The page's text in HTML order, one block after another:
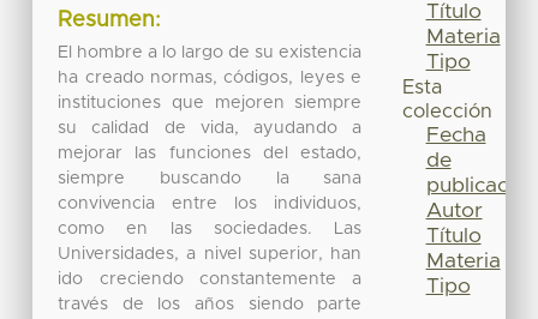
Resumen:
El hombre a lo largo de su existencia
ha creado normas, códigos, leyes e
instituciones que mejoren siempre
su calidad de vida, ayudando a
mejorar las funciones del estado,
siempre buscando la sana
convivencia entre los individuos,
como en las sociedades. Las
Universidades, a nivel superior, han
ido creciendo constantemente a
través de los años siendo parte
Título
Materia
Tipo
Esta
colección
Fecha
de
publicación
Autor
Título
Materia
Tipo